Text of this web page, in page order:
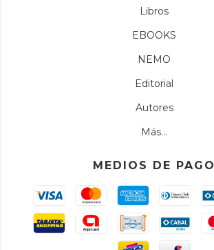
Libros
EBOOKS
NEMO
Editorial
Autores
Más...
MEDIOS DE PAGO